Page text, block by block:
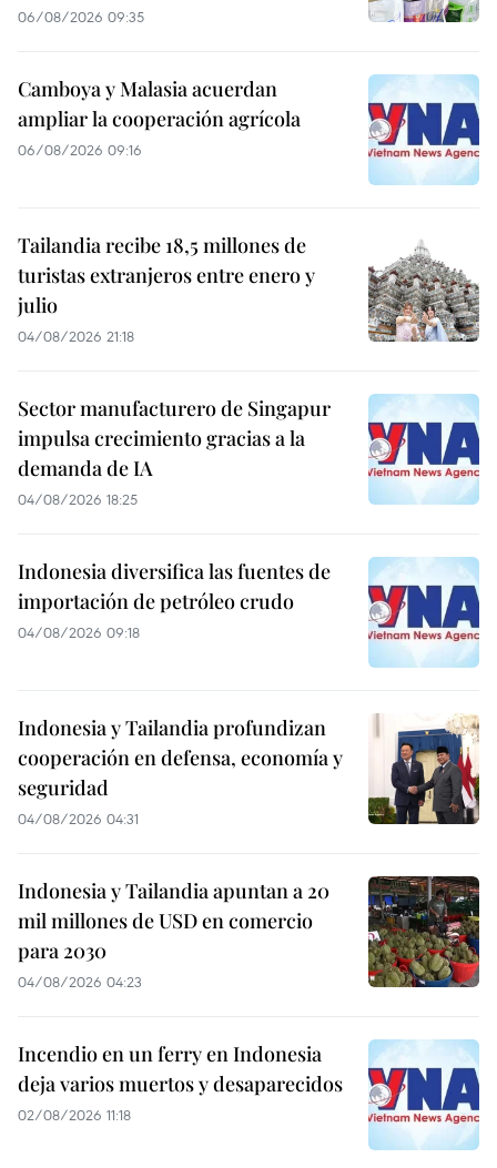
06/08/2026 09:35
Camboya y Malasia acuerdan
ampliar la cooperación agrícola
06/08/2026 09:16
Tailandia recibe 18,5 millones de
turistas extranjeros entre enero y
julio
04/08/2026 21:18
Sector manufacturero de Singapur
impulsa crecimiento gracias a la
demanda de IA
04/08/2026 18:25
Indonesia diversifica las fuentes de
importación de petróleo crudo
04/08/2026 09:18
Indonesia y Tailandia profundizan
cooperación en defensa, economía y
seguridad
04/08/2026 04:31
Indonesia y Tailandia apuntan a 20
mil millones de USD en comercio
para 2030
04/08/2026 04:23
Incendio en un ferry en Indonesia
deja varios muertos y desaparecidos
02/08/2026 11:18